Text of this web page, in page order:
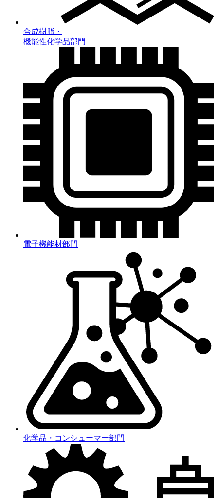
合成樹脂・
機能性化学品部門
電子機能材部門
化学品・コンシューマー部門